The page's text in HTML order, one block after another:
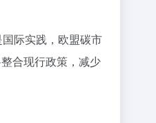
际实践，欧盟碳市
合现行政策，减少